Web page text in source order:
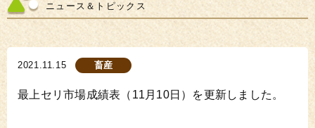
ニュース＆トピックス
2021.11.15 畜産
最上セリ市場成績表（11月10日）を更新しました。